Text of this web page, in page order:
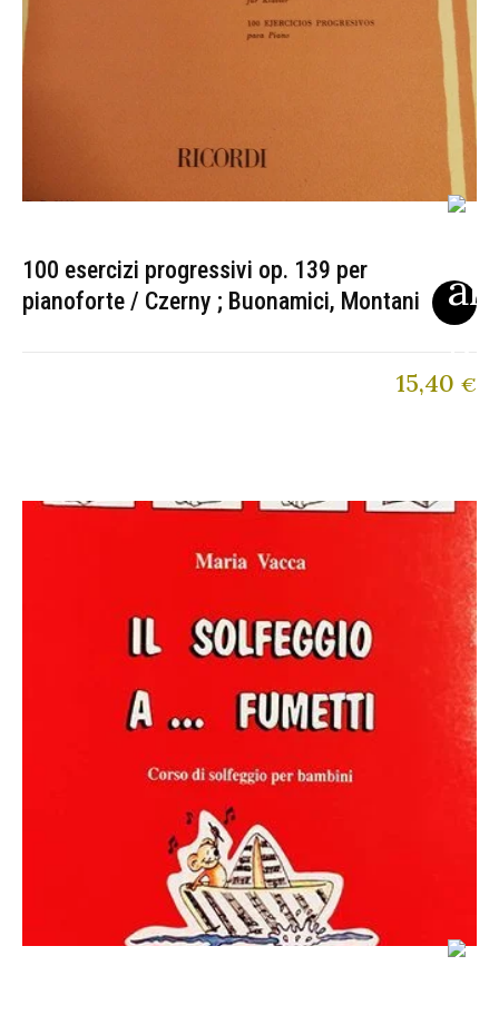
100 esercizi progressivi op. 139 per
pianoforte / Czerny ; Buonamici, Montani
15,40 €